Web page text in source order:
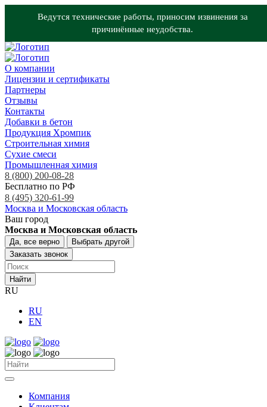
Ведутся технические работы, приносим извинения за
причинённые неудобства.
О компании
Лицензии и сертификаты
Партнеры
Отзывы
Контакты
Добавки в бетон
Продукция Хромпик
Строительная химия
Сухие смеси
Промышленная химия
8 (800) 200-08-28
Бесплатно по РФ
8 (495) 320-61-99
Москва и Московская область
Ваш город
Москва и Московская область
Да, все верно
Выбрать другой
Заказать звонок
Найти
RU
RU
EN
Компания